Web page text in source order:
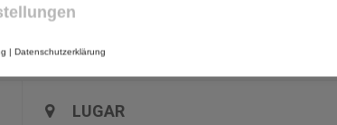
emprendedores se reúnen para formar relaciones
potenciales.
LUGAR
| Datenschutzerklärung